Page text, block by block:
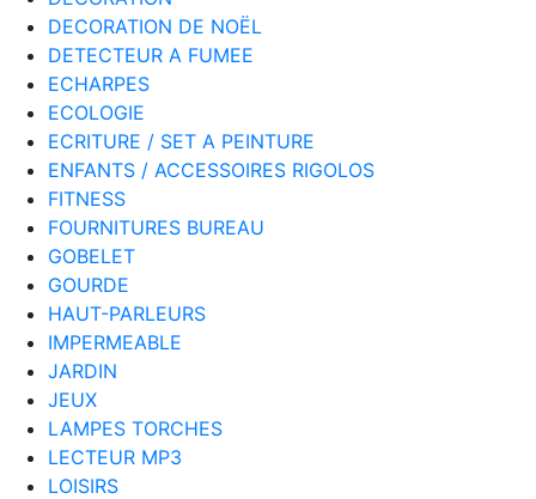
DECORATION DE NOËL
DETECTEUR A FUMEE
ECHARPES
ECOLOGIE
ECRITURE / SET A PEINTURE
ENFANTS / ACCESSOIRES RIGOLOS
FITNESS
FOURNITURES BUREAU
GOBELET
GOURDE
HAUT-PARLEURS
IMPERMEABLE
JARDIN
JEUX
LAMPES TORCHES
LECTEUR MP3
LOISIRS